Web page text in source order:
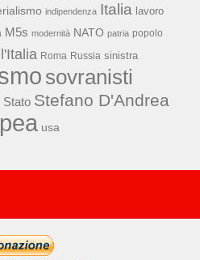
indipendenza Italia lavoro
M5s modernità NATO patria popolo
Roma Russia sinistra
sovranisti
Stato Stefano D'Andrea
usa